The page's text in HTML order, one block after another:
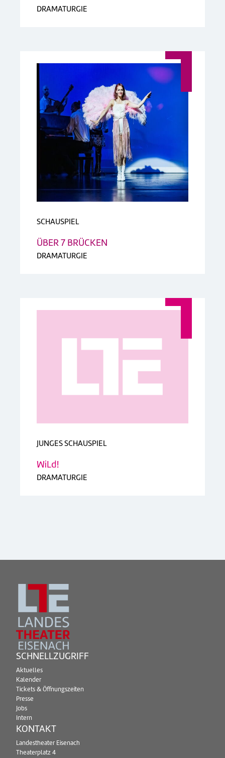
DRAMATURGIE
SCHAUSPIEL
ÜBER 7 BRÜCKEN
DRAMATURGIE
JUNGES SCHAUSPIEL
WiLd!
DRAMATURGIE
SCHNELLZUGRIFF
Aktuelles
Kalender
Tickets & Öffnungszeiten
Presse
Jobs
Intern
KONTAKT
Landestheater Eisenach
Theaterplatz 4